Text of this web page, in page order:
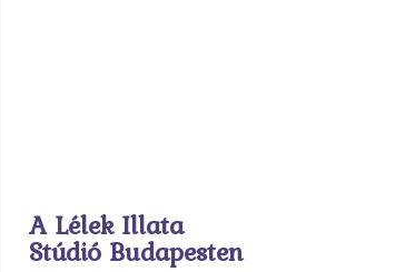
A Lélek Illata
Stúdió Budapesten